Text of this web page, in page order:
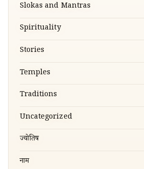
Slokas and Mantras
Spirituality
Stories
Temples
Traditions
Uncategorized
ज्योतिष
नाम